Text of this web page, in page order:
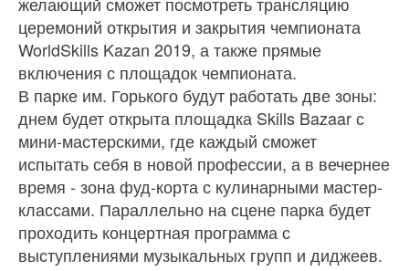
церемоний открытия и закрытия чемпионата
WorldSkills Kazan 2019, а также прямые
включения с площадок чемпионата.
В парке им. Горького будут работать две зоны:
днем будет открыта площадка Skills Bazaar с
мини-мастерскими, где каждый сможет
испытать себя в новой профессии, а в вечернее
время - зона фуд-корта с кулинарными мастер-
классами. Параллельно на сцене парка будет
проходить концертная программа с
выступлениями музыкальных групп и диджеев.